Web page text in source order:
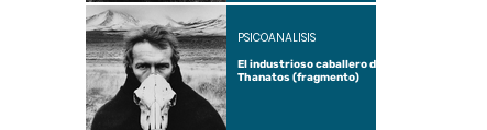
El industrioso caballero de
Thanatos (fragmento)
PSICOANÁLISIS